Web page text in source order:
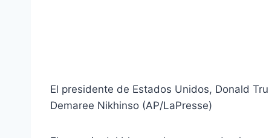
El presidente de Estados Unidos, Donald
Demaree Nikhinso (AP/LaPresse)